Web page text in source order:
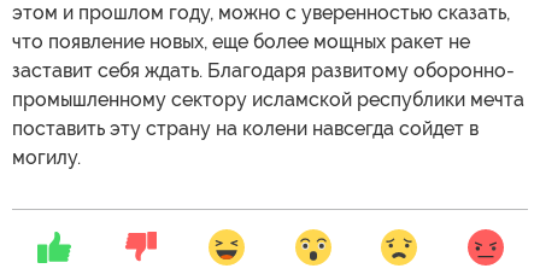
этом и прошлом году, можно с уверенностью сказать,
что появление новых, еще более мощных ракет не
заставит себя ждать. Благодаря развитому оборонно-
промышленному сектору исламской республики мечта
поставить эту страну на колени навсегда сойдет в
могилу.